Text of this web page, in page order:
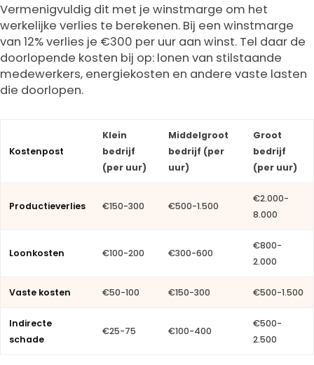
Vermenigvuldig dit met je winstmarge om het
werkelijke verlies te berekenen. Bij een winstmarge
van 12% verlies je €300 per uur aan winst. Tel daar de
doorlopende kosten bij op: lonen van stilstaande
medewerkers, energiekosten en andere vaste lasten
die doorlopen.
Kostenpost
Klein
bedrijf
(per uur)
Middelgroot
bedrijf (per
uur)
Groot
bedrijf
(per uur)
Productieverlies €150-300 €500-1.500
€2.000-
8.000
Loonkosten €100-200 €300-600
€800-
2.000
Vaste kosten €50-100 €150-300 €500-1.500
Indirecte
schade
€25-75 €100-400
€500-
2.500